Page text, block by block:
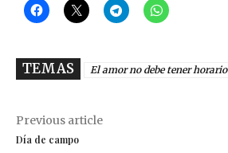
TEMAS El amor no debe tener horario
Previous article
Día de campo